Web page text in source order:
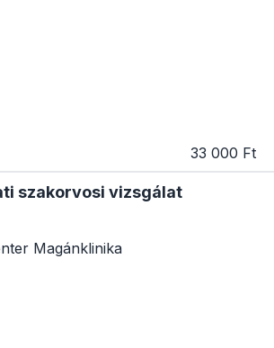
33 000 Ft
szakorvosi vizsgálat
Magánklinika